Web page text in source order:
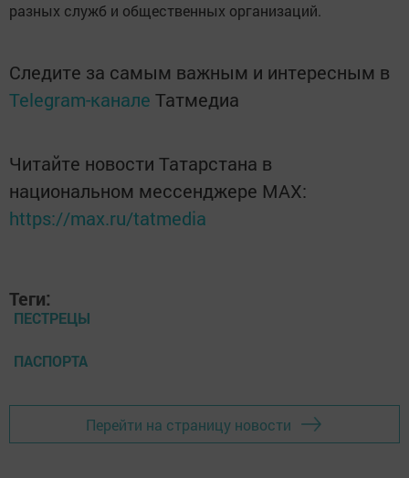
разных служб и общественных организаций.
Следите за самым важным и интересным в
Telegram-канале Татмедиа
Читайте новости Татарстана в
национальном мессенджере MАХ:
https://max.ru/tatmedia
Теги:
ПЕСТРЕЦЫ
ПАСПОРТА
Перейти на страницу новости